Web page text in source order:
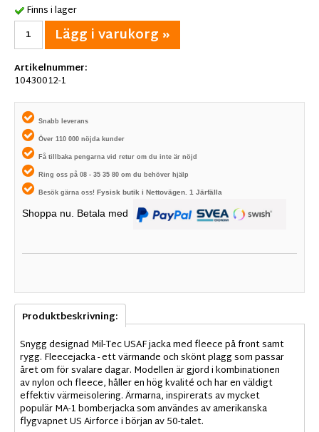
Finns i lager
Lägg i varukorg »
Artikelnummer:
10430012-1
Snabb leverans
Över 110 000 nöjda kunder
Få tillbaka pengarna vid retur om du inte är nöjd
Ring oss på 08 - 35 35 80 om du behöver hjälp
Besök gärna oss! Fysisk butik i Nettovägen. 1 Järfälla
Shoppa nu. Betala med
Produktbeskrivning:
Snygg designad Mil-Tec USAF jacka med fleece på front samt
rygg. Fleecejacka - ett värmande och skönt plagg som passar
året om för svalare dagar. Modellen är gjord i kombinationen
av nylon och fleece, håller en hög kvalité och har en väldigt
effektiv värmeisolering. Ärmarna, inspirerats av mycket
populär MA-1 bomberjacka som användes av amerikanska
flygvapnet US Airforce i början av 50-talet.